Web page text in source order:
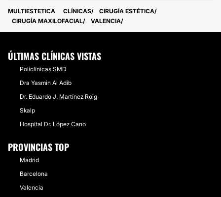
MULTIESTETICA CLÍNICAS
CIRUGÍA ESTÉTICA
CIRUGÍA MAXILOFACIAL
VALENCIA
ÚLTIMAS CLÍNICAS VISTAS
Policlínicas SMD
Dra Yasmin Al Adib
Dr. Eduardo J. Martínez Roig
Skalp
Hospital Dr. López Cano
PROVINCIAS TOP
Madrid
Barcelona
Valencia